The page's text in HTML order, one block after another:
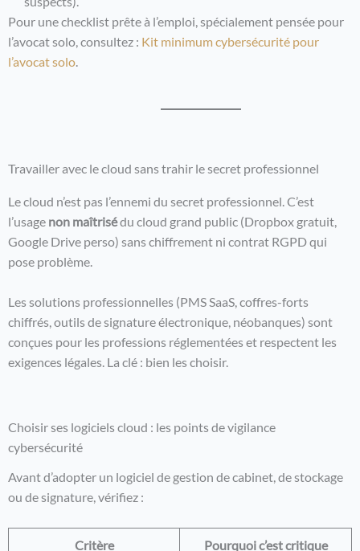
Pour une checklist prête à l’emploi, spécialement pensée pour
l’avocat solo, consultez : Kit minimum cybersécurité pour
l’avocat solo.
Travailler avec le cloud sans trahir le secret professionnel
Le cloud n’est pas l’ennemi du secret professionnel. C’est
l’usage non maîtrisédu cloud grand public (Dropbox gratuit,
Google Drive perso) sans chiffrement ni contrat RGPD qui
pose problème.
Les solutions professionnelles (PMS SaaS, coffres-forts
chiffrés, outils de signature électronique, néobanques) sont
conçues pour les professions réglementées et respectent les
exigences légales. La clé : bien les choisir.
Choisir ses logiciels cloud : les points de vigilance
cybersécurité
Avant d’adopter un logiciel de gestion de cabinet, de stockage
ou de signature, vérifiez :
Critère Pourquoi c’est critique